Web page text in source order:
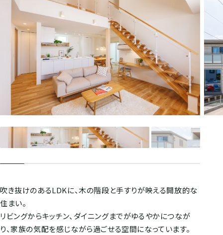
吹き抜けのあるLDKに、木の階段と手すりが映える開放的な
住まい。
リビングからキッチン、ダイニングまでがゆるやかにつなが
り、家族の気配を感じながら過ごせる空間になっています。